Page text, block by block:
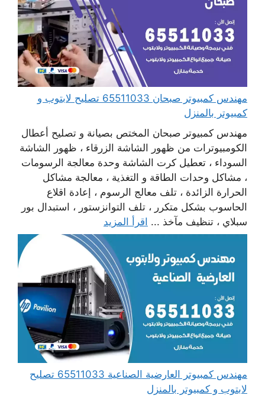
مهندس كمبيوتر صبحان 65511033 تصليح لابتوب و
كمبيوتر بالمنزل
مهندس كمبيوتر صبحان المختص بصيانة و تصليح أعطال
الكومبيوترات من ظهور الشاشة الزرقاء ، ظهور الشاشة
السوداء ، تعطيل كرت الشاشة وحدة معالجة الرسومات
، مشاكل وحدات الطاقة و التغذية ، معالجة مشاكل
الحرارة الزائدة ، تلف معالج الرسوم ، إعادة اقلاع
الحاسوب بشكل متكرر ، تلف التوانزستور ، استبدال بور
سبلاي ، تنظيف مآخذ ... اقرأ المزيد
مهندس كمبيوتر العارضية الصناعية 65511033 تصليح
لابتوب و كمبيوتر بالمنزل